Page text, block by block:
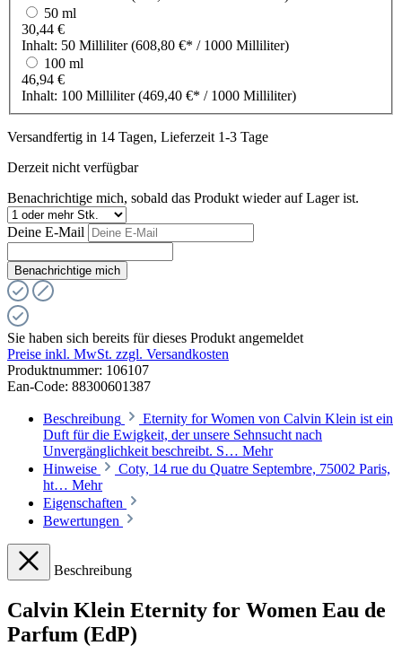
50 ml
30,44 €
Inhalt: 50 Milliliter(608,80 €* / 1000 Milliliter)
100 ml
46,94 €
Inhalt: 100 Milliliter(469,40 €* / 1000 Milliliter)
Versandfertig in 14 Tagen, Lieferzeit 1-3 Tage
Derzeit nicht verfügbar
Benachrichtige mich, sobald das Produkt wieder auf Lager ist.
Deine E-Mail
Benachrichtige mich
Sie haben sich bereits für dieses Produkt angemeldet
Preise inkl. MwSt. zzgl. Versandkosten
Produktnummer: 106107
Ean-Code: 88300601387
Beschreibung
Eternity for Women von Calvin Klein ist ein
Duft für die Ewigkeit, der unsere Sehnsucht nach
Unvergänglichkeit beschreibt. S… Mehr
Hinweise
Coty, 14 rue du Quatre Septembre, 75002 Paris,
ht… Mehr
Eigenschaften
Bewertungen
Beschreibung
Calvin Klein Eternity for Women Eau de
Parfum (EdP)